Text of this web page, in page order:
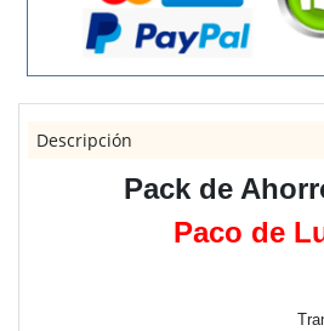
Descripción
Pack de
Paco de